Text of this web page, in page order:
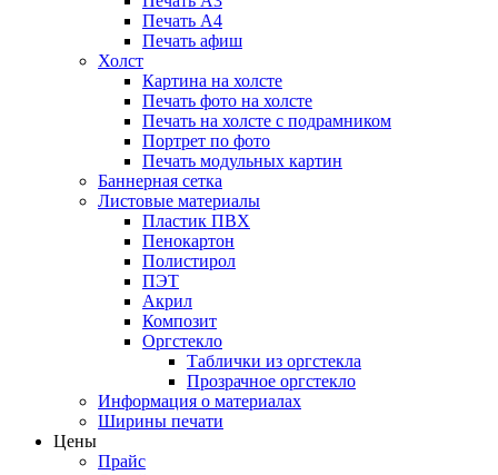
Печать А4
Печать афиш
Холст
Картина на холсте
Печать фото на холсте
Печать на холсте с подрамником
Портрет по фото
Печать модульных картин
Баннерная сетка
Листовые материалы
Пластик ПВХ
Пенокартон
Полистирол
ПЭТ
Акрил
Композит
Оргстекло
Таблички из оргстекла
Прозрачное оргстекло
Информация о материалах
Ширины печати
Цены
Прайс